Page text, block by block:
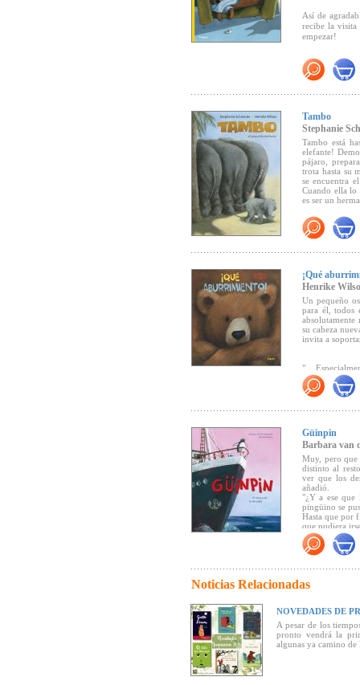
Así de
recibe la
empezar!
Con
que una y otra
Tambo
Stephanie
Tambo está
elefante!
pájaro,
trota hasta su
se encuentra
Cuando ella lo
es ser un
"Las
continúe, más
placer
alemán GEW-
"El mensaje
enternecedor" (
¡Qué
Henrike
Un pequeño
para él, todos
absolutamente
su cabeza
invita a
"...
un álbum
su
Güinpin
Barbara van
Muy, pero
distinto al
ver que los
añadió.
"¿Y a ese que
pingüino se
Hasta que por
que pudiera
¡Pero vaya si
Noticias Relacionadas
NOVEDADES DE
A pesar de los
pronto vendrá la
algunas ya camino de